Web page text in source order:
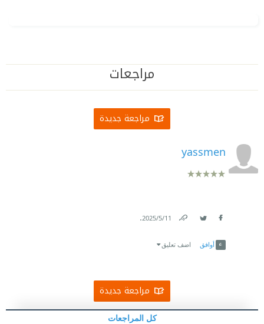
مراجعات
مراجعة جديدة
yassmen
11‏/5‏/2025
.
أوافق اضف تعليق
مراجعة جديدة
كل المراجعات